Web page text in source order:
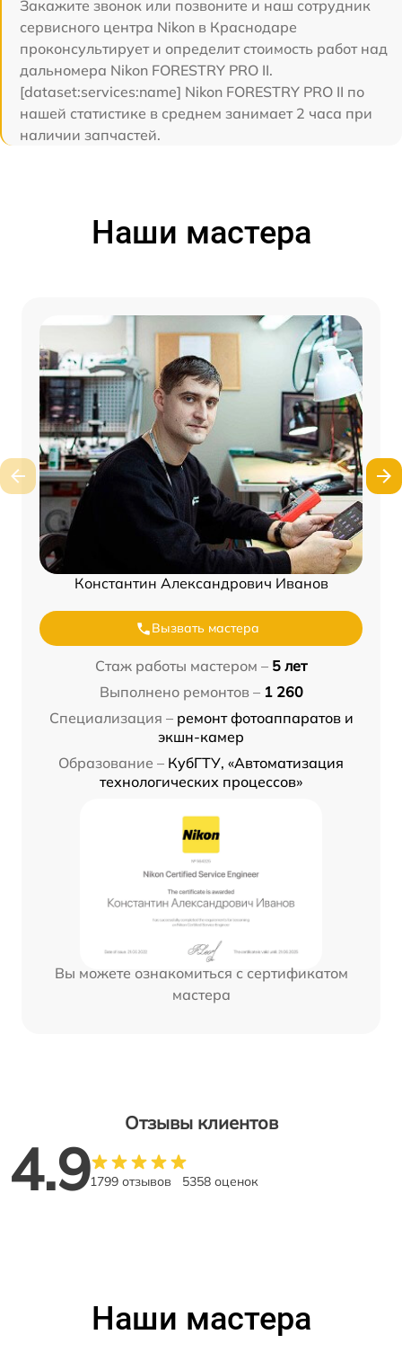
Закажите звонок или позвоните и наш сотрудник
сервисного центра Nikon в Краснодаре
проконсультирует и определит стоимость работ над
дальномера Nikon FORESTRY PRO II.
[dataset:services:name] Nikon FORESTRY PRO II по
нашей статистике в среднем занимает 2 часа при
наличии запчастей.
Наши мастера
Константин Александрович Иванов
Вызвать мастера
Стаж работы мастером – 5 лет
Выполнено ремонтов – 1 260
Специализация – ремонт фотоаппаратов и
экшн-камер
Образование – КубГТУ, «Автоматизация
технологических процессов»
Вы можете ознакомиться с сертификатом
мастера
Отзывы клиентов
4.91799 отзывов 5358 оценок
Наши мастера